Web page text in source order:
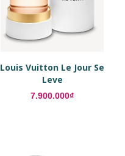
Louis Vuitton Le Jour Se
Leve
7.900.000₫